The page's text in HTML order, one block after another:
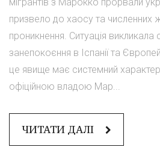
призвело до хаосу та численних
проникнення. Ситуація викликала
занепокоєння в Іспанії та
це явище має системний
офіційною владою Мар...
ЧИТАТИ ДАЛІ